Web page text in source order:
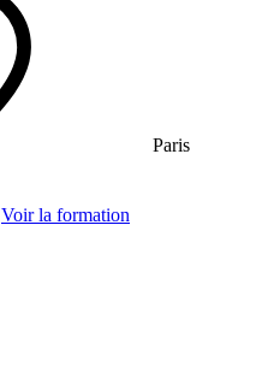
Paris
Voir la formation